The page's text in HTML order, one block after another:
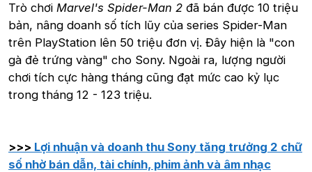
Trò chơi Marvel's Spider-Man 2 đã bán được 10 triệu
bản, nâng doanh số tích lũy của series Spider-Man
trên PlayStation lên 50 triệu đơn vị. Đây hiện là "con
gà đẻ trứng vàng" cho Sony. Ngoài ra, lượng người
chơi tích cực hàng tháng cũng đạt mức cao kỷ lục
trong tháng 12 - 123 triệu.
>>> Lợi nhuận và doanh thu Sony tăng trưởng 2 chữ
số nhờ bán dẫn, tài chính, phim ảnh và âm nhạc